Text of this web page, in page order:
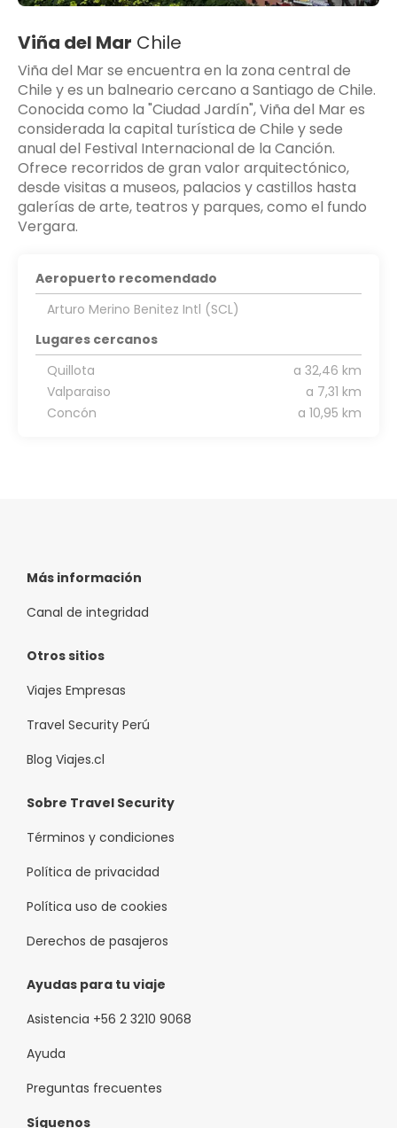
Viña del Mar Chile
Viña del Mar se encuentra en la zona central de
Chile y es un balneario cercano a Santiago de Chile.
Conocida como la "Ciudad Jardín", Viña del Mar es
considerada la capital turística de Chile y sede
anual del Festival Internacional de la Canción.
Ofrece recorridos de gran valor arquitectónico,
desde visitas a museos, palacios y castillos hasta
galerías de arte, teatros y parques, como el fundo
Vergara.
Aeropuerto recomendado
Arturo Merino Benitez Intl (SCL)
Lugares cercanos
Quillota
a 32,46 km
Valparaiso
a 7,31 km
Concón
a 10,95 km
Más información
Canal de integridad
Otros sitios
Viajes Empresas
Travel Security Perú
Blog Viajes.cl
Sobre Travel Security
Términos y condiciones
Política de privacidad
Política uso de cookies
Derechos de pasajeros
Ayudas para tu viaje
Asistencia +56 2 3210 9068
Ayuda
Preguntas frecuentes
Síguenos